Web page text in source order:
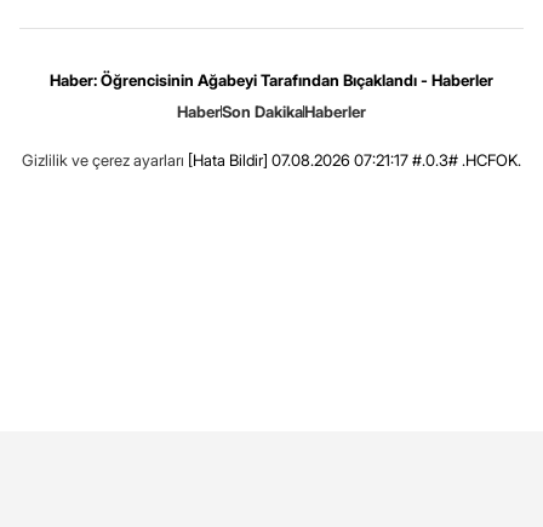
Haber: Öğrencisinin Ağabeyi Tarafından Bıçaklandı - Haberler
HaberSon DakikaHaberler
Gizlilik ve çerez ayarları [Hata Bildir] 07.08.2026 07:21:17 #.0.3# .HCFOK.